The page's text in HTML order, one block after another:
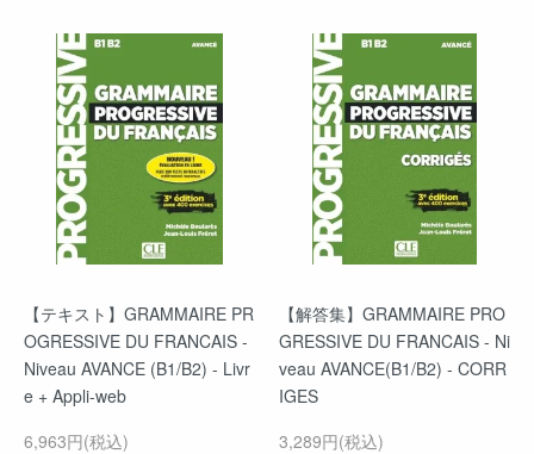
【テキスト】GRAMMAIRE PR
OGRESSIVE DU FRANCAIS -
Niveau AVANCE (B1/B2) - Livr
e + Appli-web
6,963円(税込)
【解答集】GRAMMAIRE PRO
GRESSIVE DU FRANCAIS - Ni
veau AVANCE(B1/B2) - CORR
IGES
3,289円(税込)